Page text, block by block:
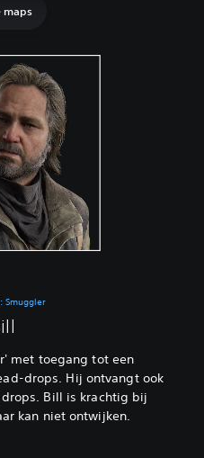
maps
Smuggler
met toegang tot een
drops. Hij ontvangt ook
Bill is krachtig bij
kan niet ontwijken.